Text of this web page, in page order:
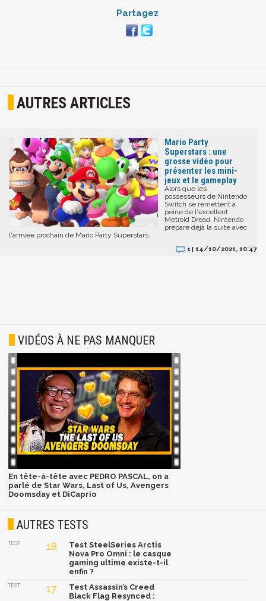
Partagez
AUTRES ARTICLES
Mario Party
Superstars : une
grosse vidéo pour
présenter les mini-
jeux et le gameplay
Alors que les
possesseurs de Nintendo
Switch se remettent à
peine de l'excellent
Metroid Dread, Nintendo
prépare déjà la suite avec
l'arrivée prochain de Mario Party Superstars.
1 | 14/10/2021, 10:47
VIDÉOS À NE PAS MANQUER
En tête-à-tête avec PEDRO PASCAL, on a
parlé de Star Wars, Last of Us, Avengers
Doomsday et DiCaprio
AUTRES TESTS
TEST 18
Test SteelSeries Arctis
Nova Pro Omni : le casque
gaming ultime existe-t-il
enfin ?
TEST 17
Test Assassin’s Creed
Black Flag Resynced :